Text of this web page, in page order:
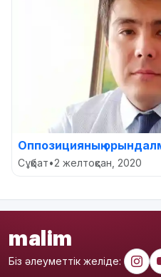
Оппозицияның
Сұқбат•2 желтоқсан, 2020
malim
Біз әлеуметтік желіде: